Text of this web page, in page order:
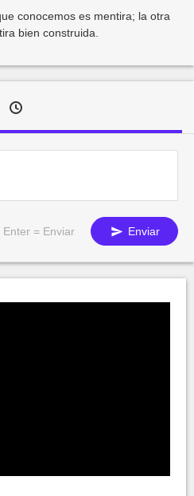
conocemos es mentira; la otra
bien construida.
Enter = Enviar Enviar